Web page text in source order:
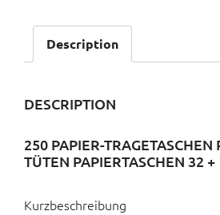
Description
DESCRIPTION
250 PAPIER-TRAGETASCHEN
TÜTEN PAPIERTASCHEN 32
Kurzbeschreibung